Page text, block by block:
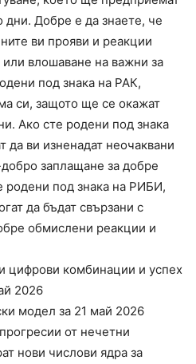
дни. Добре е да знаете, че
ви прояви и реакции
или влошаване на важни за
под знака на РАК,
си, защото ще се окажат
Ако сте родени под знака
ви изненадат неочаквани
заплащане за добре
родени под знака на РИБИ,
да бъдат свързани с
обмислени реакции и
цифрови комбинации и успех
2026
модел за 21 май 2026
от нечетни
нови числови ядра за